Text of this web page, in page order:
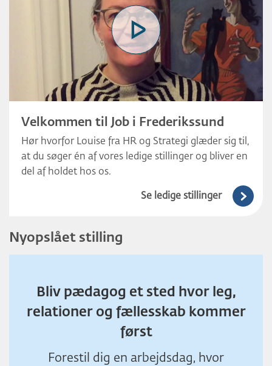
Velkommen til Job i Frederikssund
Hør hvorfor Louise fra HR og Strategi glæder sig til,
at du søger én af vores ledige stillinger og bliver en
del af holdet hos os.
Se ledige stillinger
Nyopslået stilling
Bliv pædagog et sted hvor leg,
relationer og fællesskab kommer
først
Forestil dig en arbejdsdag, hvor